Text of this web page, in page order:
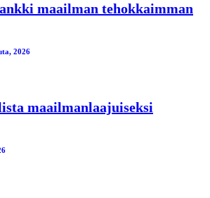
maailman tehokkaimman
2026
maailmanlaajuiseksi